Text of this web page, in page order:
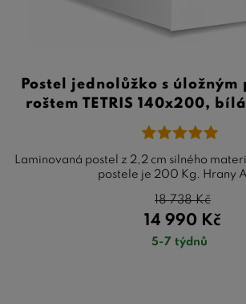
Postel jednolůžko s úložným
roštem TETRIS 140x200,
Laminovaná postel z 2,2 cm silného
postele je 200 Kg. Hrany
14 990 Kč
18 738Kč
5-7 týdnů